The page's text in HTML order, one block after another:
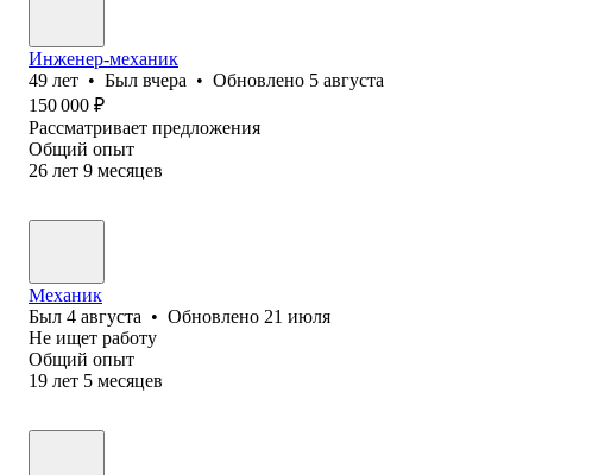
Инженер-механик
49 лет • Был вчера • Обновлено 5 августа
150 000 ₽
Рассматривает предложения
Общий опыт
26 лет 9 месяцев
Механик
Был 4 августа • Обновлено 21 июля
Не ищет работу
Общий опыт
19 лет 5 месяцев